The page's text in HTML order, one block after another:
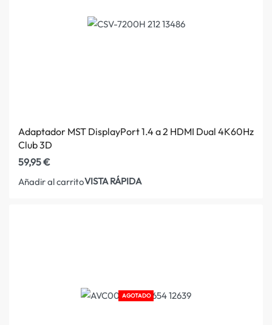
Adaptador MST DisplayPort 1.4 a 2 HDMI Dual 4K60Hz
Club 3D
59,95€
Añadir al carritoVISTA RÁPIDA
AGOTADO